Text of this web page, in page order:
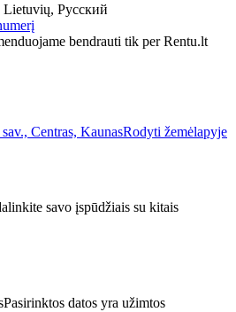
Lietuvių, Русский
bendrauti tik per Rentu.lt
Centras, KaunasRodyti žemėlapyje
savo įspūdžiais su kitais
Pasirinktos datos yra užimtos